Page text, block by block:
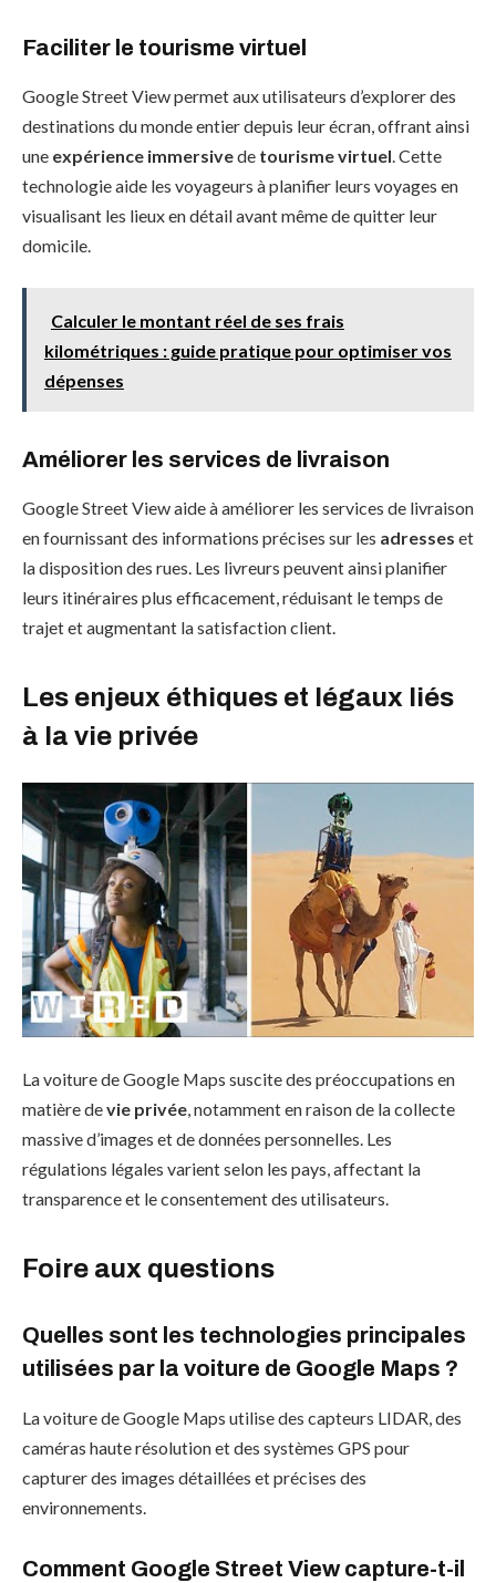
Faciliter le tourisme virtuel
Google Street View permet aux utilisateurs d’explorer des
destinations du monde entier depuis leur écran, offrant ainsi
une expérience immersivede tourisme virtuel. Cette
technologie aide les voyageurs à planifier leurs voyages en
visualisant les lieux en détail avant même de quitter leur
domicile.
Calculer le montant réel de ses frais
kilométriques : guide pratique pour optimiser vos
dépenses
Améliorer les services de livraison
Google Street View aide à améliorer les services de livraison
en fournissant des informations précises sur les adresses et
la disposition des rues. Les livreurs peuvent ainsi planifier
leurs itinéraires plus efficacement, réduisant le temps de
trajet et augmentant la satisfaction client.
Les enjeux éthiques et légaux liés
à la vie privée
La voiture de Google Maps suscite des préoccupations en
matière devie privée, notamment en raison de la collecte
massive d’images et de données personnelles. Les
régulations légales varient selon les pays, affectant la
transparence et le consentement des utilisateurs.
Foire aux questions
Quelles sont les technologies principales
utilisées par la voiture de Google Maps ?
La voiture de Google Maps utilise des capteurs LIDAR, des
caméras haute résolution et des systèmes GPS pour
capturer des images détaillées et précises des
environnements.
Comment Google Street View capture-t-il